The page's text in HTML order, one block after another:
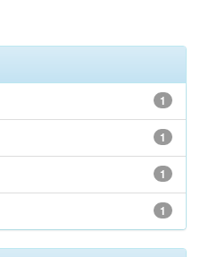
1
1
1
1